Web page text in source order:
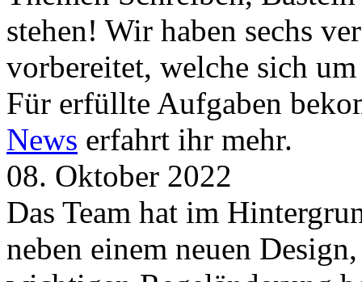
stehen! Wir haben sechs
vorbereitet, welche sich
Für erfüllte Aufgaben
News erfahrt ihr mehr.
08. Oktober 2022
Das Team hat im
neben einem neuen